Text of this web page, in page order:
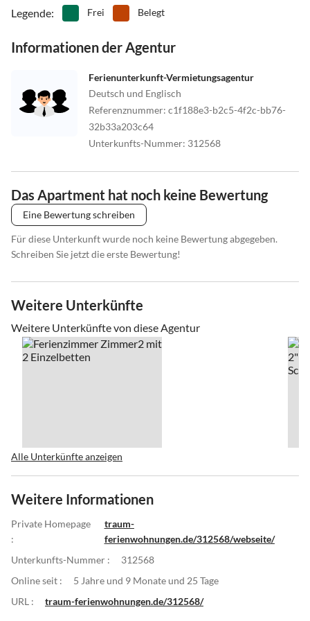
Legende: Frei Belegt
Informationen der Agentur
Ferienunterkunft-Vermietungsagentur
Deutsch und Englisch
Referenznummer: c1f188e3-b2c5-4f2c-bb76-
32b33a203c64
Unterkunfts-Nummer: 312568
Das Apartment hat noch keine Bewertung
Eine Bewertung schreiben
Für diese Unterkunft wurde noch keine Bewertung abgegeben.
Schreiben Sie jetzt die erste Bewertung!
Weitere Unterkünfte
Weitere Unterkünfte von diese Agentur
Alle Unterkünfte anzeigen
Weitere Informationen
Private Homepage
:
traum-
ferienwohnungen.de/312568/webseite/
Unterkunfts-Nummer :
312568
Online seit :
5 Jahre und 9 Monate und 25 Tage
URL :
traum-ferienwohnungen.de/312568/